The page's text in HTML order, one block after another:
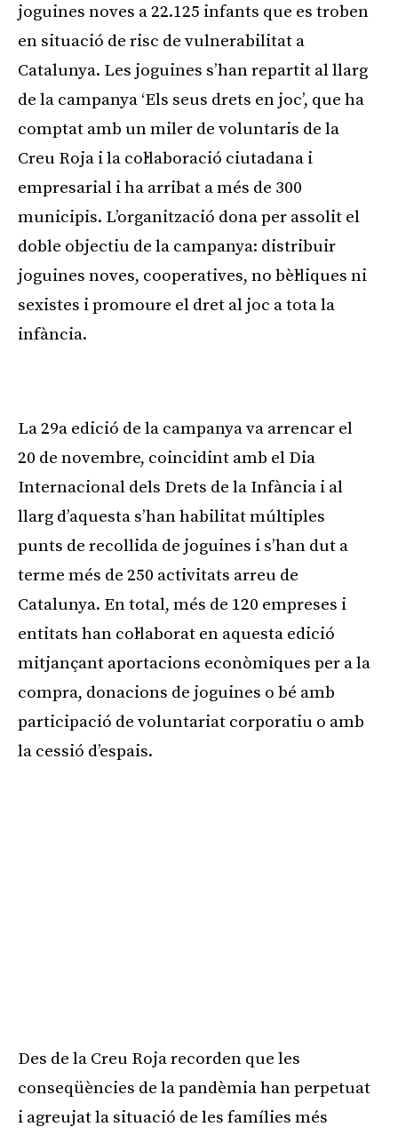
joguines noves a 22.125 infants que es troben
en situació de risc de vulnerabilitat a
Catalunya. Les joguines s’han repartit al llarg
de la campanya ‘Els seus drets en joc’, que ha
comptat amb un miler de voluntaris de la
Creu Roja i la col·laboració ciutadana i
empresarial i ha arribat a més de 300
municipis. L’organització dona per assolit el
doble objectiu de la campanya: distribuir
joguines noves, cooperatives, no bèl·liques ni
sexistes i promoure el dret al joc a tota la
infància.
La 29a edició de la campanya va arrencar el
20 de novembre, coincidint amb el Dia
Internacional dels Drets de la Infància i al
llarg d’aquesta s’han habilitat múltiples
punts de recollida de joguines i s’han dut a
terme més de 250 activitats arreu de
Catalunya. En total, més de 120 empreses i
entitats han col·laborat en aquesta edició
mitjançant aportacions econòmiques per a la
compra, donacions de joguines o bé amb
participació de voluntariat corporatiu o amb
la cessió d’espais.
Des de la Creu Roja recorden que les
conseqüències de la pandèmia han perpetuat
i agreujat la situació de les famílies més